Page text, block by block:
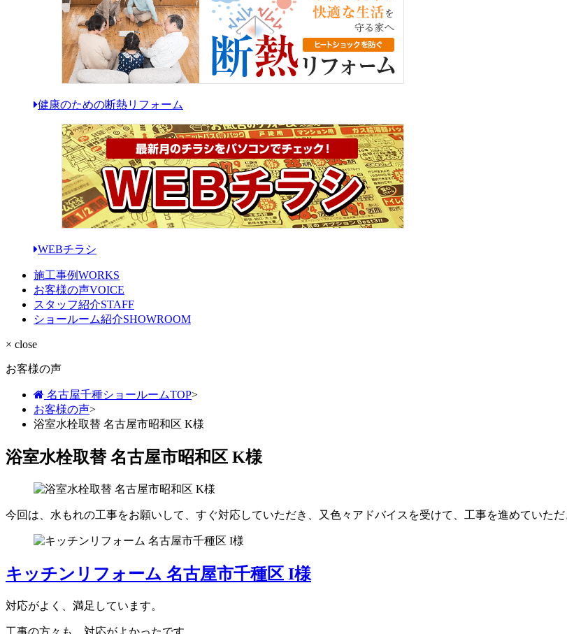
健康のための断熱リフォーム
WEBチラシ
施工事例WORKS
お客様の声VOICE
スタッフ紹介STAFF
ショールーム紹介SHOWROOM
× close
お客様の声
名古屋千種ショールームTOP>
お客様の声>
浴室水栓取替 名古屋市昭和区 K様
浴室水栓取替 名古屋市昭和区 K様
今回は、水もれの工事をお願いして、すぐ対応していただき、又色々アドバイスを受けて、工事を進めていた
キッチンリフォーム 名古屋市千種区 I様
対応がよく、満足しています。
工事の方々も、対応がよかったです。